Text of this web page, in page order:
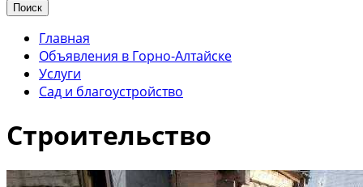
Поиск
Главная
Объявления в Горно-Алтайске
Услуги
Сад и благоустройство
Строительство